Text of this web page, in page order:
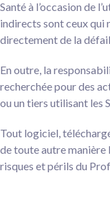
Santé à l’occasion de
indirects sont ceux qui
directement de la
En outre, la
recherchée pour des
ou un tiers utilisant les
Tout logiciel,
de toute autre manière
risques et périls du